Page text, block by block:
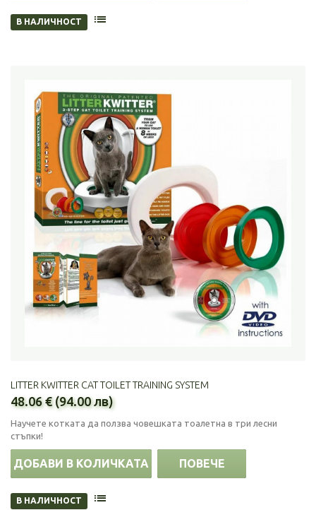
В НАЛИЧНОСТ
LITTER KWITTER CAT TOILET TRAINING SYSTEM
48.06 € (94.00 лв)
Научете котката да ползва човешката тоалетна в три лесни
стъпки!
ДОБАВИ В КОЛИЧКАТА ПОВЕЧЕ
В НАЛИЧНОСТ